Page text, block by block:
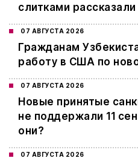
слитками
07 АВГУСТА 2026
Гражданам
работу в США по
07 АВГУСТА 2026
Новые принятые
не поддержали 11
они?
07 АВГУСТА 2026